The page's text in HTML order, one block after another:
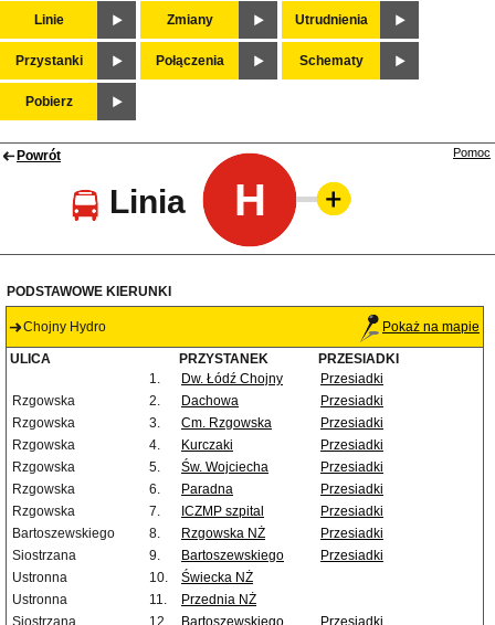
Linie Zmiany Utrudnienia
Przystanki Połączenia Schematy
Pobierz
Powrót
Linia H
Pomoc
PODSTAWOWE KIERUNKI
Chojny Hydro Pokaż na mapie
ULICA PRZYSTANEK
PRZESIADKI
1.
Dw. Łódź Chojny
Przesiadki
Rzgowska
2. Dachowa
Przesiadki
Rzgowska
3. Cm. Rzgowska
Przesiadki
Rzgowska
4. Kurczaki
Przesiadki
Rzgowska
5. Św. Wojciecha
Przesiadki
Rzgowska
6. Paradna
Przesiadki
Rzgowska
7. ICZMP szpital
Przesiadki
Bartoszewskiego
8. Rzgowska NŻ
Przesiadki
Siostrzana
9. Bartoszewskiego
Przesiadki
Ustronna
10.
Świecka NŻ
Ustronna
11.
Przednia NŻ
Siostrzana
12. Bartoszewskiego Przesiadki